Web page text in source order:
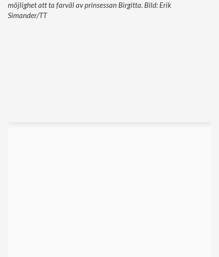
möjlighet att ta farväl av prinsessan Birgitta. Bild: Erik
Simander/TT